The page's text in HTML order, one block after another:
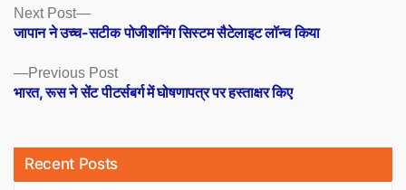
Posts
navigation
Previous PostPrevious
post:
भारत, रूस ने सेंट पीटर्सबर्ग में घोषणापत्र पर हस्ताक्षर किए
Next Post
Next
post:
जापान ने उच्च-सटीक पोजीशनिंग सिस्टम सैटेलाइट लॉन्च किया
Recent Posts